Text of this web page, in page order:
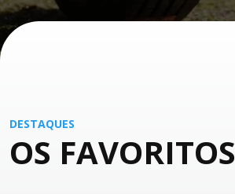
DESTAQUES
OS FAVORITOS